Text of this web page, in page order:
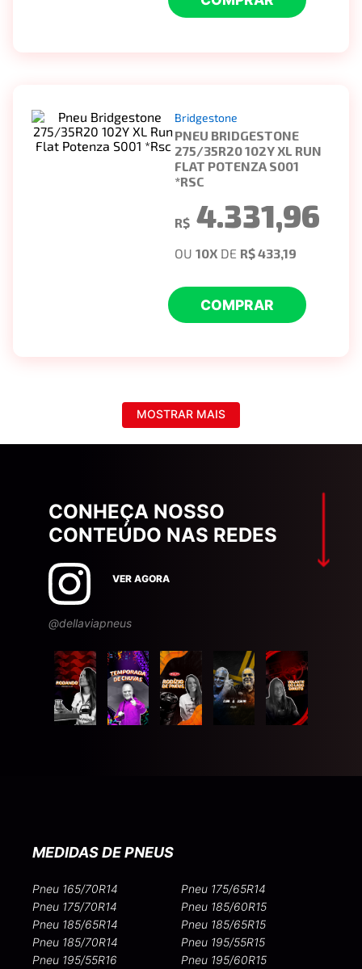
Bridgestone
PNEU BRIDGESTONE
275/35R20 102Y XL RUN
FLAT POTENZA S001
*RSC
R$ 4.331,96
OU10X DE R$ 433,19
COMPRAR
MOSTRAR MAIS
CONHEÇA NOSSO
CONTEÚDO NAS REDES
VER AGORA
@dellaviapneus
MEDIDAS DE PNEUS
Pneu 165/70R14
Pneu 175/65R14
Pneu 175/70R14
Pneu 185/60R15
Pneu 185/65R14
Pneu 185/65R15
Pneu 185/70R14
Pneu 195/55R15
Pneu 195/55R16
Pneu 195/60R15